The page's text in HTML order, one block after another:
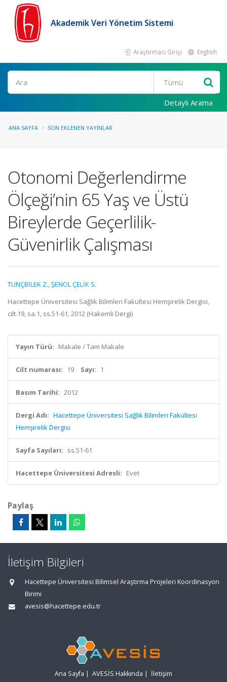
Akademik Veri Yönetim Sistemi
Araştırmacı Girişi English
Ara
Detaylı Arama
ANA SAYFA SON EKLENEN YAYINLAR
Otonomi Değerlendirme
Ölçeği’nin 65 Yaş ve Üstü
Bireylerde Geçerlilik-
Güvenirlik Çalışması
TUNÇBİLEK Z.,ŞENOL ÇELİK S.
Hacettepe Üniversitesi Sağlık Bilimleri Fakültesi Hemşirelik Dergisi,
cilt.19, sa.1, ss.51-61, 2012 (Hakemli Dergi)
Yayın Türü: Makale / Tam Makale
Cilt numarası: 19 Sayı: 1
Basım Tarihi: 2012
Dergi Adı: Hacettepe Üniversitesi Sağlık Bilimleri Fakültesi
Hemşirelik Dergisi
Sayfa Sayıları: ss.51-61
Hacettepe Üniversitesi Adresli: Evet
Paylaş
İletişim Bilgileri
Hacettepe Üniversitesi Bilimsel Araştırma Projeleri Koordinasyon
Birimi
avesis@hacettepe.edu.tr
Ana Sayfa | AVESİS Hakkında | İletişim